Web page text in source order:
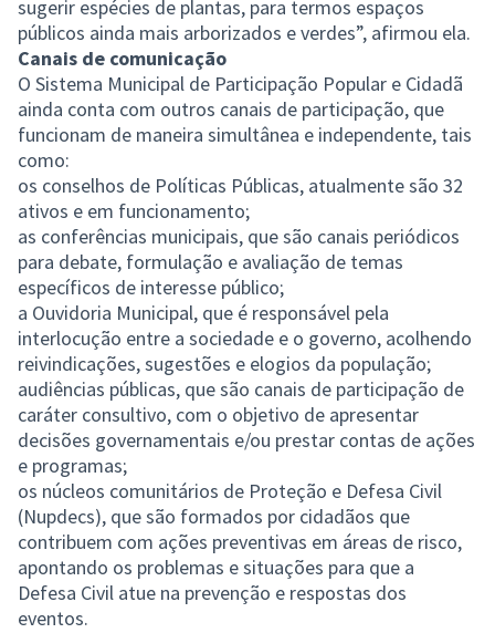
sugerir espécies de plantas, para termos espaços
públicos ainda mais arborizados e verdes”, afirmou ela.
Canais de comunicação
O Sistema Municipal de Participação Popular e Cidadã
ainda conta com outros canais de participação, que
funcionam de maneira simultânea e independente, tais
como:
os conselhos de Políticas Públicas, atualmente são 32
ativos e em funcionamento;
as conferências municipais, que são canais periódicos
para debate, formulação e avaliação de temas
específicos de interesse público;
a Ouvidoria Municipal, que é responsável pela
interlocução entre a sociedade e o governo, acolhendo
reivindicações, sugestões e elogios da população;
audiências públicas, que são canais de participação de
caráter consultivo, com o objetivo de apresentar
decisões governamentais e/ou prestar contas de ações
e programas;
os núcleos comunitários de Proteção e Defesa Civil
(Nupdecs), que são formados por cidadãos que
contribuem com ações preventivas em áreas de risco,
apontando os problemas e situações para que a
Defesa Civil atue na prevenção e respostas dos
eventos.